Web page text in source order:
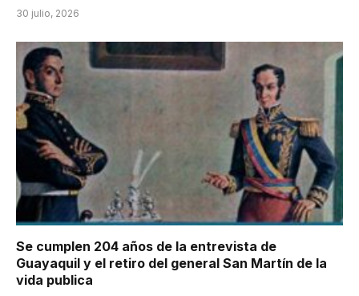
30 julio, 2026
Se cumplen 204 años de la entrevista de
Guayaquil y el retiro del general San Martín de la
vida publica